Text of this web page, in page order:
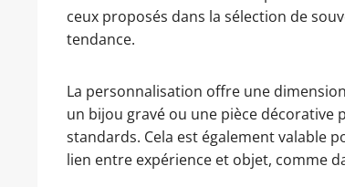
ceux proposés dans la sélection de
tendance.
La personnalisation offre une
un bijou gravé ou une pièce
standards. Cela est également valable
lien entre expérience et objet, comme